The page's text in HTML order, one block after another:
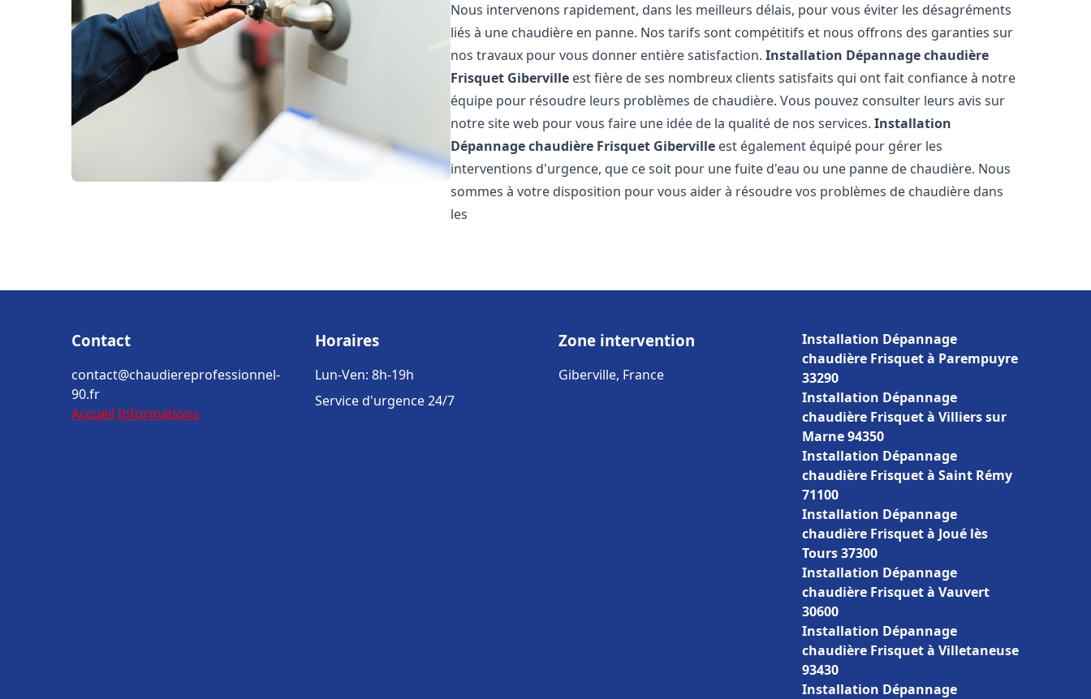
Nous intervenons rapidement, dans les meilleurs délais, pour vous éviter les désagréments
liés à une chaudière en panne. Nos tarifs sont compétitifs et nous offrons des garanties sur
nos travaux pour vous donner entière satisfaction.Installation Dépannage chaudière
Frisquet Giberville est fière de ses nombreux clients satisfaits qui ont fait confiance à notre
équipe pour résoudre leurs problèmes de chaudière. Vous pouvez consulter leurs avis sur
notre site web pour vous faire une idée de la qualité de nos services.Installation
Dépannage chaudière Frisquet Giberville est également équipé pour gérer les
interventions d'urgence, que ce soit pour une fuite d'eau ou une panne de chaudière. Nous
sommes à votre disposition pour vous aider à résoudre vos problèmes de chaudière dans
les
Contact
contact@chaudiereprofessionnel-
90.fr
Accueil Informations
Horaires
Lun-Ven: 8h-19h
Service d'urgence 24/7
Zone intervention
Giberville, France
Installation Dépannage
chaudière Frisquet à Parempuyre
33290
Installation Dépannage
chaudière Frisquet à Villiers sur
Marne 94350
Installation Dépannage
chaudière Frisquet à Saint Rémy
71100
Installation Dépannage
chaudière Frisquet à Joué lès
Tours 37300
Installation Dépannage
chaudière Frisquet à Vauvert
30600
Installation Dépannage
chaudière Frisquet à Villetaneuse
93430
Installation Dépannage